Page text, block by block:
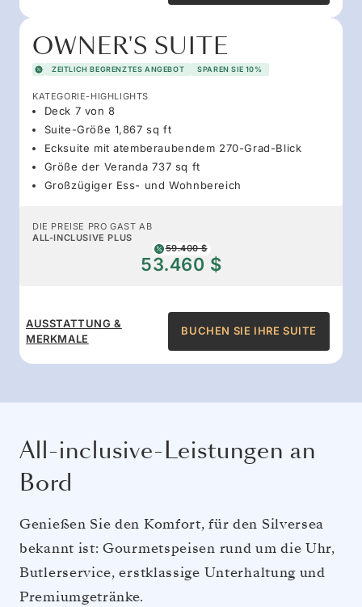
OWNER'S SUITE
ZEITLICH BEGRENZTES ANGEBOT SPAREN SIE 10%
KATEGORIE-HIGHLIGHTS
Deck 7 von 8
Suite-Größe 1,867 sq ft
Ecksuite mit atemberaubendem 270-Grad-Blick
Größe der Veranda 737 sq ft
Großzügiger Ess- und Wohnbereich
DIE PREISE PRO GAST AB
ALL-INCLUSIVE PLUS
59.400 $
53.460 $
AUSSTATTUNG &
MERKMALE
BUCHEN SIE IHRE SUITE
All-inclusive-Leistungen an
Bord
Genießen Sie den Komfort, für den Silversea
bekannt ist: Gourmetspeisen rund um die Uhr,
Butlerservice, erstklassige Unterhaltung und
Premiumgetränke.